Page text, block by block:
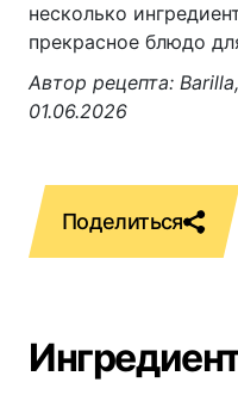
несколько
прекрасное блюдо
Автор рецепта:
01.06.2026